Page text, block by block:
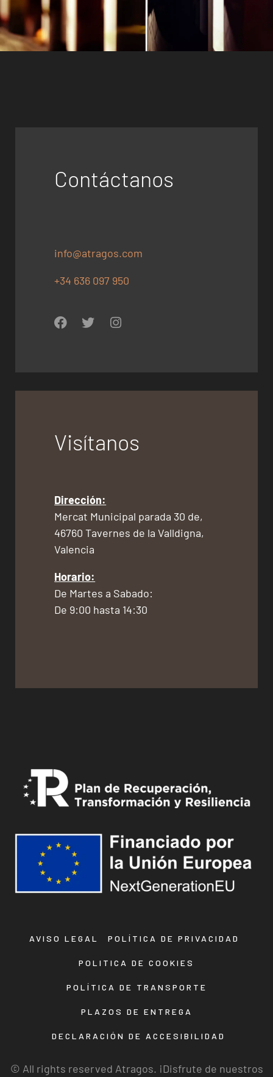
Contáctanos
info@atragos.com
+34 636 097 950
Visítanos
Dirección:
Mercat Municipal parada 30 de,
46760 Tavernes de la Valldigna,
Valencia
Horario:
De Martes a Sabado:
De 9:00 hasta 14:30
AVISO LEGAL POLÍTICA DE PRIVACIDAD
POLITICA DE COOKIES
POLÍTICA DE TRANSPORTE
PLAZOS DE ENTREGA
DECLARACIÓN DE ACCESIBILIDAD
© All rights reserved Atragos. ¡Disfrute de nuestros